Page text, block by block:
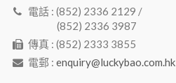
電話 : (852) 2336 2129 /
(852) 2336 3987
傳真 : (852) 2333 3855
電郵 : enquiry@luckybao.com.hk